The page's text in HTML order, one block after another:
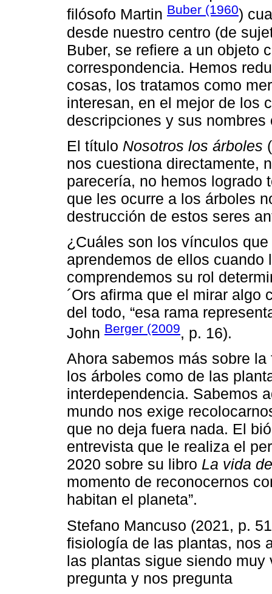
filósofo Martin Buber (1960)
desde nuestro centro (de
Buber, se refiere a un objeto
correspondencia. Hemos
cosas, los tratamos como
interesan, en el mejor de los
descripciones y sus nombres
El título Nosotros los árboles
nos cuestiona directamente,
parecería, no hemos logrado
que les ocurre a los árboles
destrucción de estos seres
¿Cuáles son los vínculos
aprendemos de ellos cuando
comprendemos su rol
´Ors afirma que el mirar
del todo, “esa rama
John Berger (2009, p. 16).
Ahora sabemos más sobre
los árboles como de las
interdependencia. Sabemos
mundo nos exige
que no deja fuera nada. El
entrevista que le realiza el
2020 sobre su libro La vida
momento de reconocernos
habitan el planeta”.
Stefano Mancuso (2021, p.
fisiología de las plantas, nos
las plantas sigue siendo
pregunta y nos pregunta